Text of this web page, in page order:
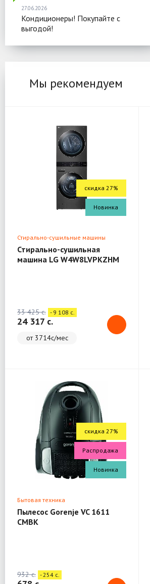
27.06.2026
Кондиционеры! Покупайте с
выгодой!
Мы рекомендуем
скидка 27%
Новинка
Стирально-сушильные машины
Стирально-сушильная
машина LG W4W8LVPKZHM
33 425 c. - 9 108 c.
24 317 c.
от 3714с/мес
скидка 27%
Распродажа
Новинка
Бытовая техника
Пылесос Gorenje VC 1611
CMBK
932 c. - 254 c.